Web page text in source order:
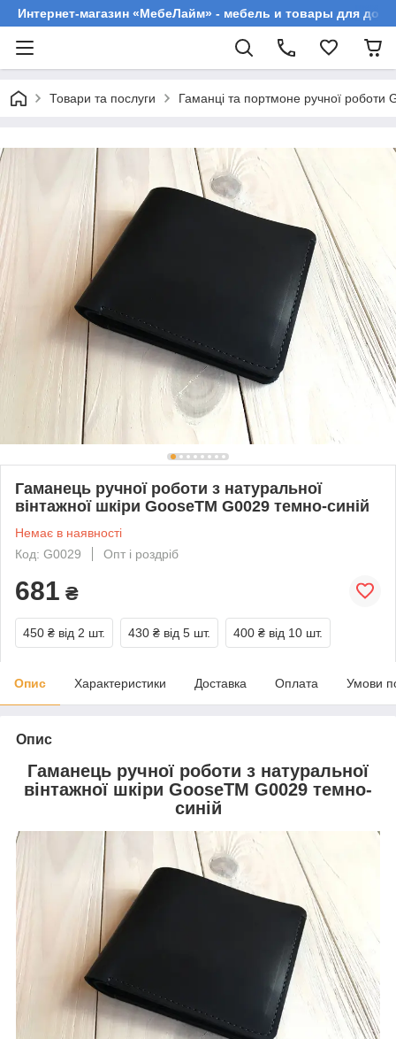
Интернет-магазин «МебеЛайм» - мебель и товары для
Товари та послуги Гаманці та портмоне ручної роботи
Гаманець ручної роботи з натуральної
вінтажної шкіри GooseTM G0029 темно-синій
Немає в наявності
Код: G0029
Опт і роздріб
681 ₴
450 ₴ від 2 шт. 430 ₴ від 5 шт. 400 ₴ від 10 шт.
Опис Характеристики Доставка Оплата Умови
Опис
Гаманець ручної роботи з натуральної
вінтажної шкіри GooseTM G0029 темно-
синій